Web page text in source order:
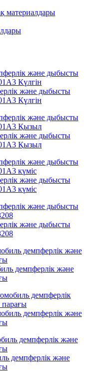
материалдары
және дыбысты
Күлгін
және дыбысты
Қызыл
және дыбысты
күміс
және дыбысты
демпферлік және
демпферлік және
демпферлік және